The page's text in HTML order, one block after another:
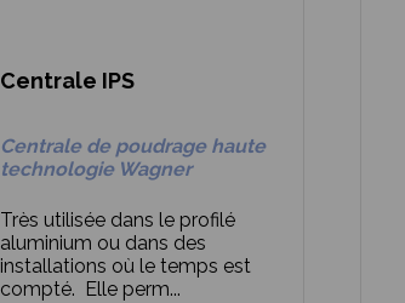
Centrale IPS
Centrale de poudrage haute
technologie Wagner
Très utilisée dans le profilé
aluminium ou dans des
installations où le temps est
compté. Elle perm...